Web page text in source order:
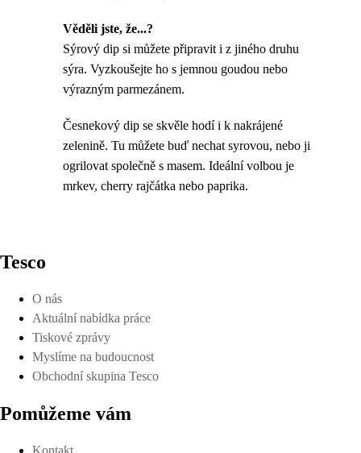
Věděli jste, že...?
Sýrový dip si můžete připravit i z jiného druhu
sýra. Vyzkoušejte ho s jemnou goudou nebo
výrazným parmezánem.
Česnekový dip se skvěle hodí i k nakrájené
zelenině. Tu můžete buď nechat syrovou, nebo ji
ogrilovat společně s masem. Ideální volbou je
mrkev, cherry rajčátka nebo paprika.
Tesco
O nás
Aktuální nabídka práce
Tiskové zprávy
Myslíme na budoucnost
Obchodní skupina Tesco
Pomůžeme vám
Kontakt